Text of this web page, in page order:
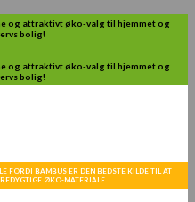
og attraktivt øko-valg til hjemmet og
bolig!
og attraktivt øko-valg til hjemmet og
bolig!
FORDI BAMBUS ER DEN BEDSTE KILDE TIL AT
ØKO-MATERIALE